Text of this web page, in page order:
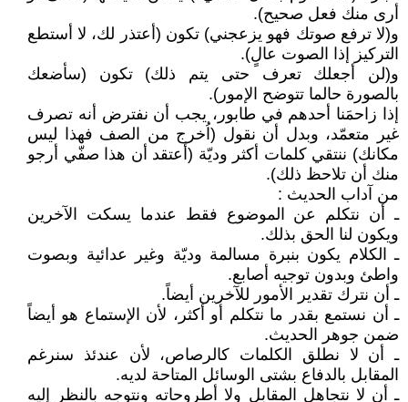
أرى منك فعل صحيح).
و(لا ترفع صوتك فهو يزعجني) تكون (أعتذر لك، لا أستطع
التركيز إذا الصوت عالٍ).
و(لن أجعلك تعرف حتى يتم ذلك) تكون (سأضعك
بالصورة حالما تتوضح الإمور).
إذا زاحمَنا أحدهم في طابور، يجب أن نفترض أنه تصرف
غير متعمّد، وبدل أن نقول (اُخرج من الصف فهذا ليس
مكانك) ننتقي كلمات أكثر وديّة (أعتقد أن هذا صفّي أرجو
منك أن تلاحظ ذلك).
من آداب الحديث :
ـ أن نتكلم عن الموضوع فقط عندما يسكت الآخرين
ويكون لنا الحق بذلك.
ـ الكلام يكون بنبرة مسالمة وديّة وغير عدائية وبصوت
واطئ وبدون توجيه أصابع.
ـ أن نترك تقدير الأمور للآخرين أيضاً.
ـ أن نستمع بقدر ما نتكلم أو أكثر، لأن الإستماع هو أيضاً
ضمن جوهر الحديث.
ـ أن لا نطلق الكلمات كالرصاص، لأن عندئذ سنرغم
المقابل بالدفاع بشتى الوسائل المتاحة لديه.
ـ أن لا نتجاهل المقابل ولا أطروحاته ونتوجه بالنظر إليه